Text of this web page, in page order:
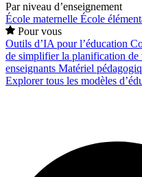
Par niveau d’enseignement
École maternelle École
Pour vous
Outils d’IA pour l’éducation
de simplifier la planification de
enseignants Matériel
Explorer tous les modèles